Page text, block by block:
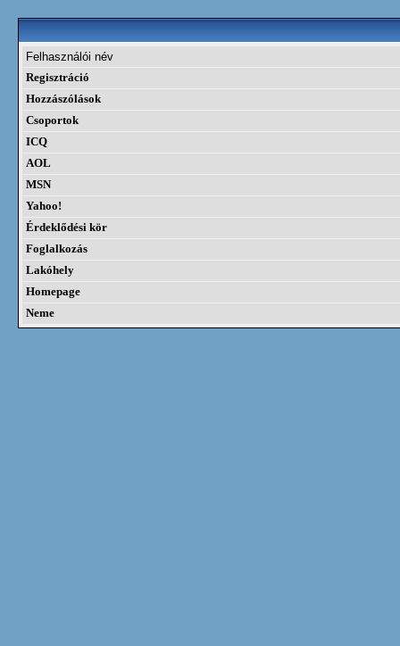
Felhasználói név
Regisztráció
Hozzászólások
Csoportok
ICQ
AOL
MSN
Yahoo!
Érdeklődési kör
Foglalkozás
Lakóhely
Homepage
Neme